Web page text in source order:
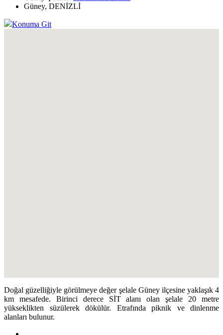
Güney, DENİZLİ
Konuma Git
Doğal güzelliğiyle görülmeye değer şelale Güney ilçesine yaklaşık 4
km mesafede. Birinci derece SİT alanı olan şelale 20 metre
yükseklikten süzülerek dökülür. Etrafında piknik ve dinlenme
alanları bulunur.